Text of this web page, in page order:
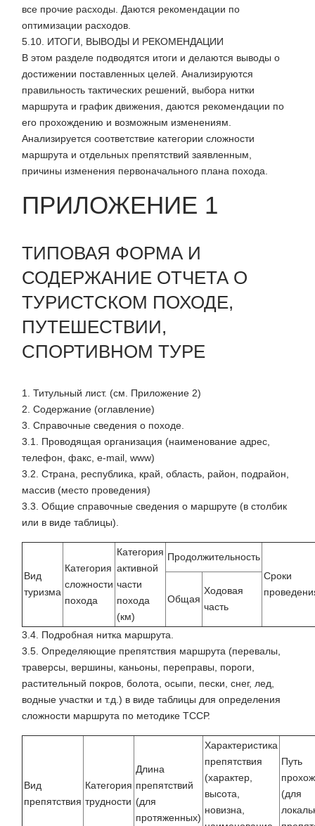
все прочие расходы. Даются рекомендации по
оптимизации расходов.
5.10. ИТОГИ, ВЫВОДЫ И РЕКОМЕНДАЦИИ
В этом разделе подводятся итоги и делаются выводы о
достижении поставленных целей. Анализируются
правильность тактических решений, выбора нитки
маршрута и график движения, даются рекомендации по
его прохождению и возможным изменениям.
Анализируется соответствие категории сложности
маршрута и отдельных препятствий заявленным,
причины изменения первоначального плана похода.
ПРИЛОЖЕНИЕ 1
ТИПОВАЯ ФОРМА И
СОДЕРЖАНИЕ ОТЧЕТА О
ТУРИСТСКОМ ПОХОДЕ,
ПУТЕШЕСТВИИ,
СПОРТИВНОМ ТУРЕ
1. Титульный лист. (см. Приложение 2)
2. Содержание (оглавление)
3. Справочные сведения о походе.
3.1. Проводящая организация (наименование адрес,
телефон, факс, e-mail, www)
3.2. Страна, республика, край, область, район, подрайон,
массив (место проведения)
3.3. Общие справочные сведения о маршруте (в столбик
или в виде таблицы).
Вид
туризма
Категория
сложности
похода
Категория
активной
части
похода
(км)
Продолжительность
Сроки
Общая
Ходовая
часть
3.4. Подробная нитка маршрута.
3.5. Определяющие препятствия маршрута (перевалы,
траверсы, вершины, каньоны, переправы, пороги,
растительный покров, болота, осыпи, пески, снег, лед,
водные участки и т.д.) в виде таблицы для определения
сложности маршрута по методике ТССР.
Вид
препятствия
Категория
трудности
Длина
препятствий
(для
протяженных)
Характеристика
препятствия
(характер,
высота,
новизна,
Путь
(для